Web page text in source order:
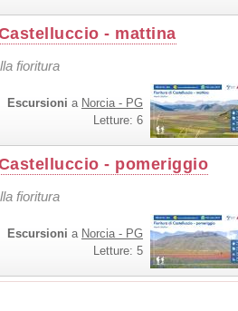
- mattina
fioritura
Escursioni a Norcia - PG
Letture: 6
- pomeriggio
fioritura
Escursioni a Norcia - PG
Letture: 5